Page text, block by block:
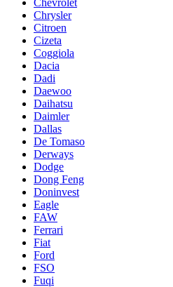
Chevrolet
Chrysler
Citroen
Cizeta
Coggiola
Dacia
Dadi
Daewoo
Daihatsu
Daimler
Dallas
De Tomaso
Derways
Dodge
Dong Feng
Doninvest
Eagle
FAW
Ferrari
Fiat
Ford
FSO
Fuqi